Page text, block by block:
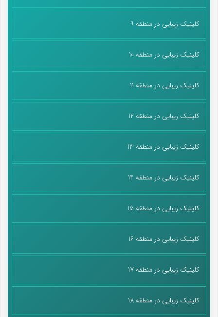
کلینیک زیبایی در منطقه 9
کلینیک زیبایی در منطقه 10
کلینیک زیبایی در منطقه 11
کلینیک زیبایی در منطقه 12
کلینیک زیبایی در منطقه 13
کلینیک زیبایی در منطقه 14
کلینیک زیبایی در منطقه 15
کلینیک زیبایی در منطقه 16
کلینیک زیبایی در منطقه 17
کلینیک زیبایی در منطقه 18